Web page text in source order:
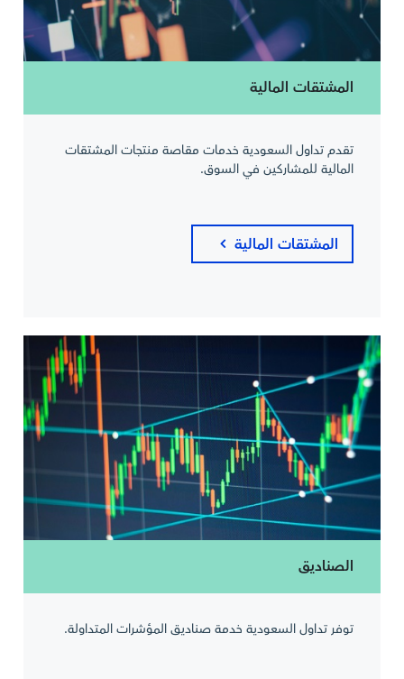
المشتقات المالية
تقدم تداول السعودية خدمات مقاصة منتجات المشتقات
المالية للمشاركين في السوق.
المشتقات المالية
الصناديق
توفر تداول السعودية خدمة صناديق المؤشرات المتداولة.